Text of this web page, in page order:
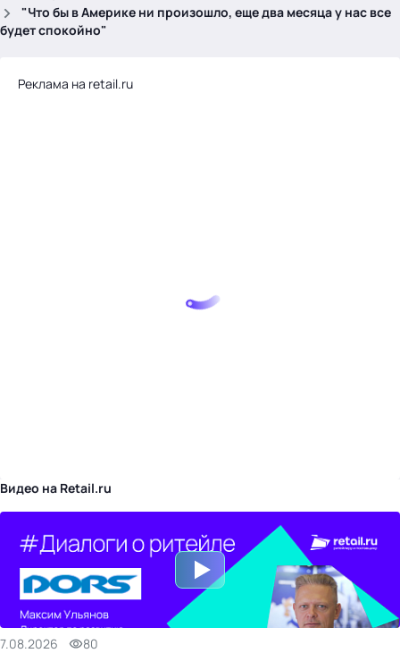
"Что бы в Америке ни произошло, еще два месяца у нас все
будет спокойно"
Реклама на retail.ru
Видео на Retail.ru
7.08.2026 80